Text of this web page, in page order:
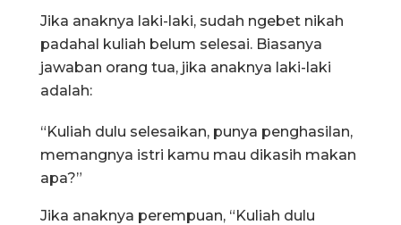
Jika anaknya laki-laki, sudah ngebet nikah
padahal kuliah belum selesai. Biasanya
jawaban orang tua, jika anaknya laki-laki
adalah:
“Kuliah dulu selesaikan, punya penghasilan,
memangnya istri kamu mau dikasih makan
apa?”
Jika anaknya perempuan, “Kuliah dulu